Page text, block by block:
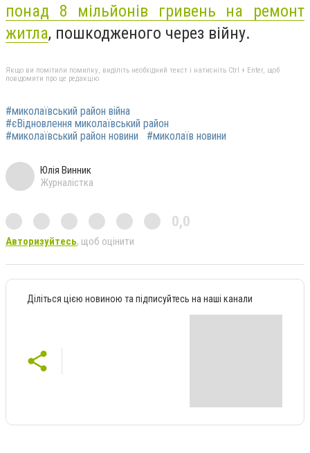
понад 8 мільйонів гривень на ремонт
житла, пошкодженого через війну.
Якщо ви помітили помилку, виділіть необхідний текст і натисніть Ctrl + Enter, щоб
повідомити про це редакцію
#миколаївський район війна
#єВідновлення миколаївський район
#миколаївський район новини
#миколаїв новини
Юлія Винник
Журналістка
0,0
Авторизуйтесь, щоб оцінити
Діліться цією новиною та підписуйтесь на наші канали